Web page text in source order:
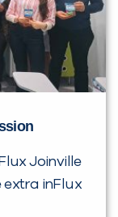
Joinville
inFlux